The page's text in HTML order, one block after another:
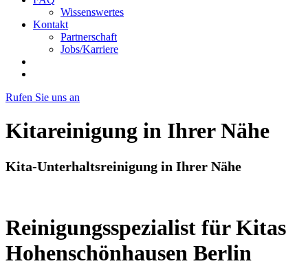
Wissenswertes
Kontakt
Partnerschaft
Jobs/Karriere
Rufen Sie uns an
Kitareinigung in Ihrer Nähe
Kita-Unterhaltsreinigung in Ihrer Nähe
Reinigungsspezialist für Kitas
Hohenschönhausen Berlin